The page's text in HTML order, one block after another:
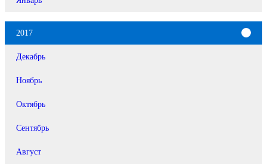
2017
Декабрь
Ноябрь
Октябрь
Сентябрь
Август